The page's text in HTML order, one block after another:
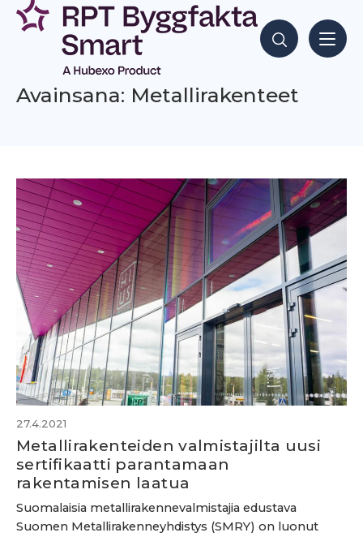
Siirry
sisältöön
Hae sisältöjä
Avainsana: Metallirakenteet
27.4.2021
Metallirakenteiden valmistajilta uusi
sertifikaatti parantamaan
rakentamisen laatua
Suomalaisia metallirakennevalmistajia edustava
Suomen Metallirakenneyhdistys (SMRY) on luonut